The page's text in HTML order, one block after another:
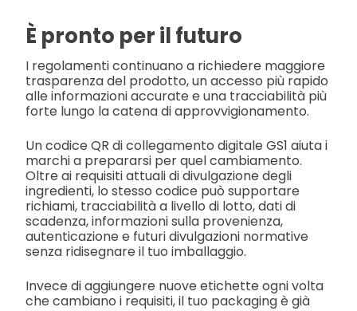
È pronto per il futuro
I regolamenti continuano a richiedere maggiore
trasparenza del prodotto, un accesso più rapido
alle informazioni accurate e una tracciabilità più
forte lungo la catena di approvvigionamento.
Un codice QR di collegamento digitale GS1 aiuta i
marchi a prepararsi per quel cambiamento.
Oltre ai requisiti attuali di divulgazione degli
ingredienti, lo stesso codice può supportare
richiami, tracciabilità a livello di lotto, dati di
scadenza, informazioni sulla provenienza,
autenticazione e futuri divulgazioni normative
senza ridisegnare il tuo imballaggio.
Invece di aggiungere nuove etichette ogni volta
che cambiano i requisiti, il tuo packaging è già